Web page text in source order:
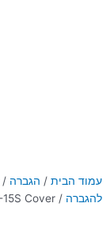
עמוד הבית / הגברה /
להגברה / EKX-15S Cover